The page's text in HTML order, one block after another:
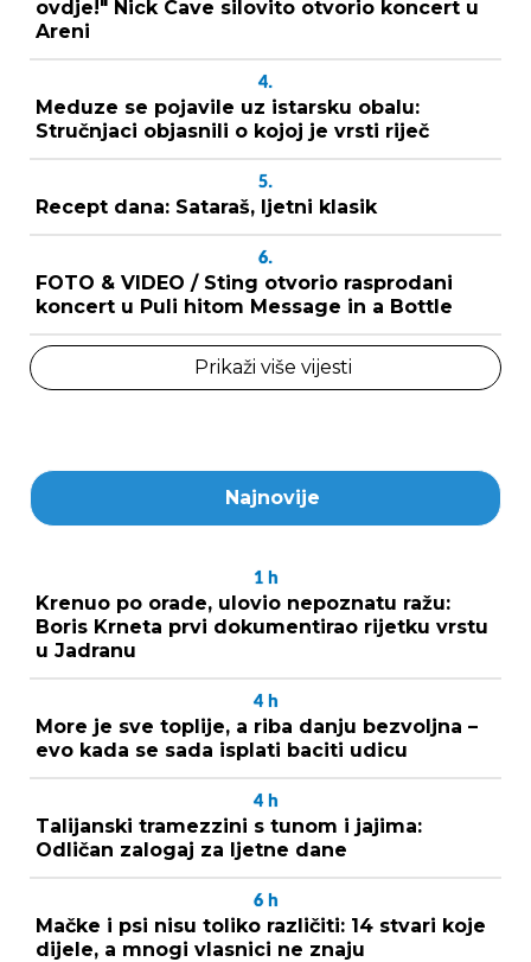
ovdje!" Nick Cave silovito otvorio koncert u
Areni
4.
Meduze se pojavile uz istarsku obalu:
Stručnjaci objasnili o kojoj je vrsti riječ
5.
Recept dana: Sataraš, ljetni klasik
6.
FOTO & VIDEO / Sting otvorio rasprodani
koncert u Puli hitom Message in a Bottle
Prikaži više vijesti
Najnovije
1 h
Krenuo po orade, ulovio nepoznatu ražu:
Boris Krneta prvi dokumentirao rijetku vrstu
u Jadranu
4 h
More je sve toplije, a riba danju bezvoljna –
evo kada se sada isplati baciti udicu
4 h
Talijanski tramezzini s tunom i jajima:
Odličan zalogaj za ljetne dane
6 h
Mačke i psi nisu toliko različiti: 14 stvari koje
dijele, a mnogi vlasnici ne znaju